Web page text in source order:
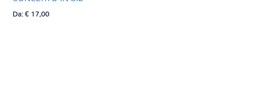
Da:€17,00